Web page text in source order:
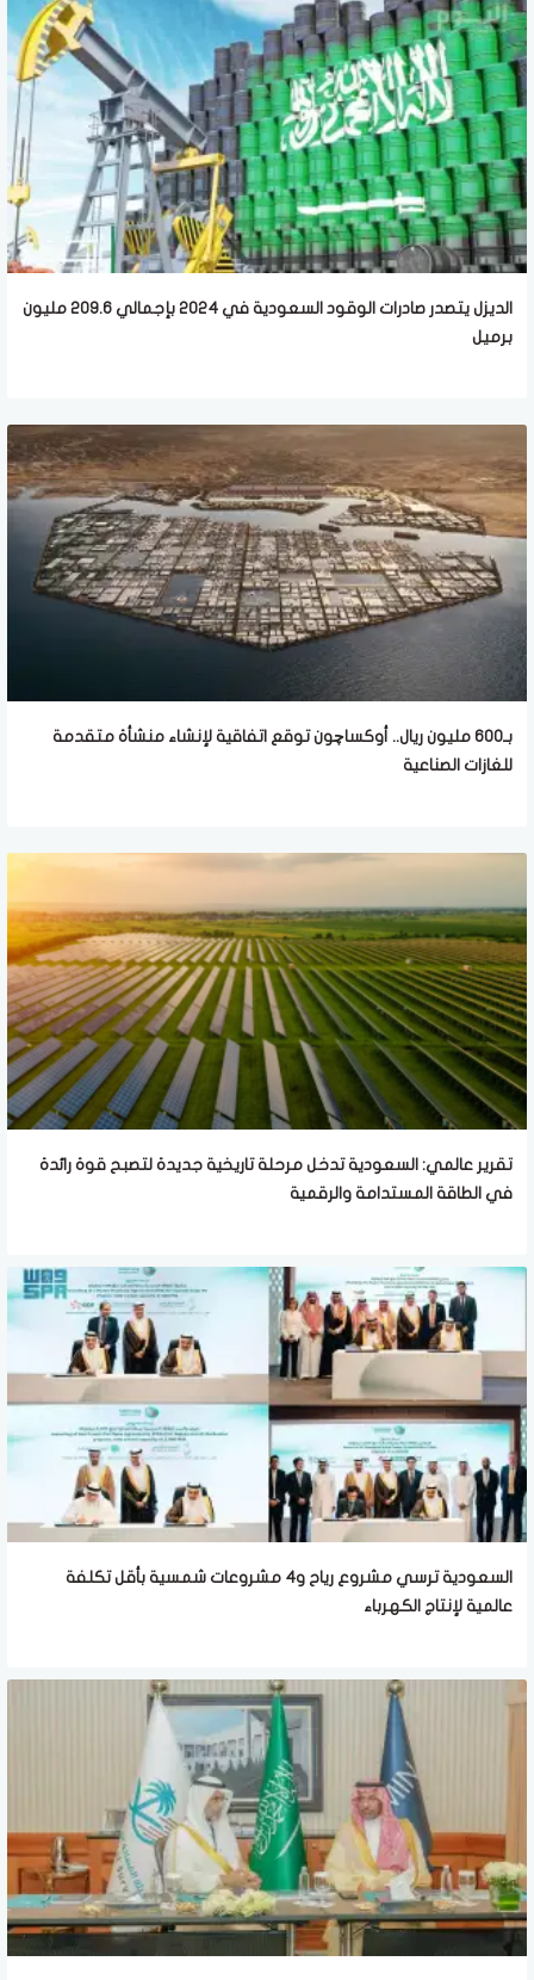
الديزل يتصدر صادرات الوقود السعودية في 2024 بإجمالي 209.6 مليون
برميل
بـ600 مليون ريال.. أوكساچون توقع اتفاقية لإنشاء منشأة متقدمة
للغازات الصناعية
تقرير عالمي: السعودية تدخل مرحلة تاريخية جديدة لتصبح قوة رائدة
في الطاقة المستدامة والرقمية
السعودية ترسي مشروع رياح و4 مشروعات شمسية بأقل تكلفة
عالمية لإنتاج الكهرباء